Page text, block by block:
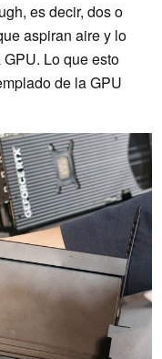
es decir, dos o
aspiran aire y lo
Lo que esto
de la GPU